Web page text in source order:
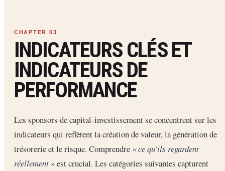
INDICATEURS CLÉS ET
INDICATEURS DE
PERFORMANCE
Les sponsors de capital-investissement se concentrent sur les
indicateurs qui reflètent la création de valeur, la génération de
trésorerie et le risque. Comprendre « ce qu'ils regardent
réellement »est crucial. Les catégories suivantes capturent